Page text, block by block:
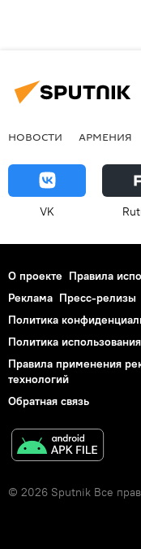
НОВОСТИ АРМЕНИЯ
VK
О проекте Правила
Реклама Пресс-релизы
Политика
Политика
Правила применения
технологий
Обратная связь
© 2026 Sputnik Все